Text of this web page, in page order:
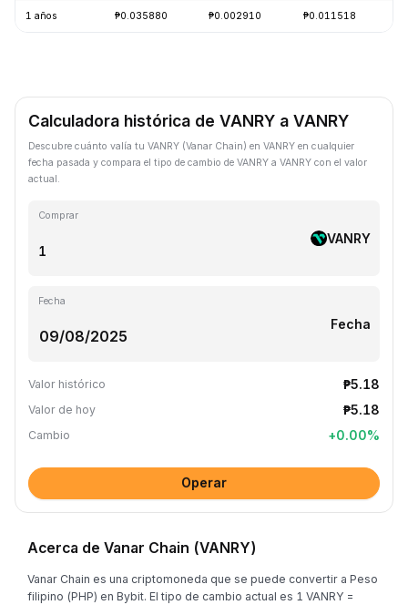
1 años ₱0.035880 ₱0.002910 ₱0.011518
Calculadora histórica de VANRY a VANRY
Descubre cuánto valía tu VANRY (Vanar Chain) en VANRY en cualquier
fecha pasada y compara el tipo de cambio de VANRY a VANRY con el valor
actual.
Comprar
VANRY
Fecha
Fecha
Valor histórico ₱5.18
Valor de hoy ₱5.18
Cambio +0.00%
Operar
Acerca de Vanar Chain (VANRY)
Vanar Chain es una criptomoneda que se puede convertir a Peso
filipino (PHP) en Bybit. El tipo de cambio actual es 1 VANRY =